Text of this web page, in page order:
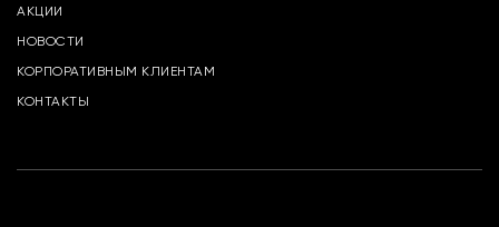
АКЦИИ
НОВОСТИ
КОРПОРАТИВНЫМ КЛИЕНТАМ
КОНТАКТЫ